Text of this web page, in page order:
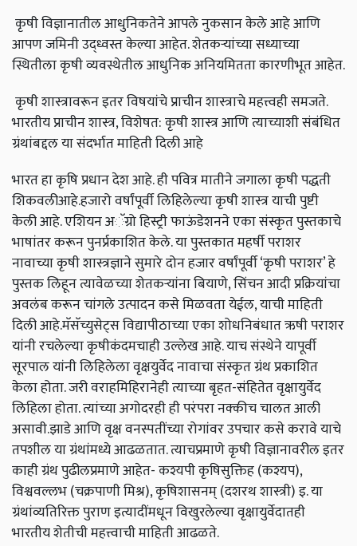
कृषी विज्ञानातील आधुनिकतेने आपले नुकसान केले आहे आणि
आपण जमिनी उद्ध्वस्त केल्या आहेत. शेतकऱ्यांच्या सध्याच्या
स्थितीला कृषी व्यवस्थेतील आधुनिक अनियमितता कारणीभूत आहेत.
कृषी शास्त्रावरून इतर विषयांचे प्राचीन शास्त्राचे महत्त्वही समजते.
भारतीय प्राचीन शास्त्र, विशेषत: कृषी शास्त्र आणि त्याच्याशी संबंधित
ग्रंथांबद्दल या संदर्भात माहिती दिली आहे
भारत हा कृषि प्रधान देश आहे. ही पवित्र मातीने जगाला कृषी पद्धती
शिकवलीआहे.हजारो वर्षांपूर्वी लिहिलेल्या कृषी शास्त्र याची पुष्टी
केली आहे. एशियन अॅग्रो हिस्ट्री फाऊंडेशनने एका संस्कृत पुस्तकाचे
भाषांतर करून पुनर्प्रकाशित केले. या पुस्तकात महर्षी पराशर
नावाच्या कृषी शास्त्रज्ञाने सुमारे दोन हजार वर्षांपूर्वी ‘कृषी पराशर’ हे
पुस्तक लिहून त्यावेळच्या शेतकऱ्यांना बियाणे, सिंचन आदी प्रक्रियांचा
अवलंब करून चांगले उत्पादन कसे मिळवता येईल, याची माहिती
दिली आहे.मॅसॅच्युसेट्स विद्यापीठाच्या एका शोधनिबंधात ऋषी पराशर
यांनी रचलेल्या कृषीकंदमचाही उल्लेख आहे. याच संस्थेने यापूर्वी
सूरपाल यांनी लिहिलेला वृक्षयुर्वेद नावाचा संस्कृत ग्रंथ प्रकाशित
केला होता. जरी वराहमिहिरानेही त्याच्या बृहत-संहितेत वृक्षायुर्वेद
लिहिला होता. त्यांच्या अगोदरही ही परंपरा नक्कीच चालत आली
असावी.झाडे आणि वृक्ष वनस्पतींच्या रोगांवर उपचार कसे करावे याचे
तपशील या ग्रंथांमध्ये आढळतात. त्याचप्रमाणे कृषी विज्ञानावरील इतर
काही ग्रंथ पुढीलप्रमाणे आहेत- कश्यपी कृषिसुक्तिह (कश्यप),
विश्ववल्लभ (चक्रपाणी मिश्र), कृषिशासनम् (दशरथ शास्त्री) इ. या
ग्रंथांव्यतिरिक्त पुराण इत्यादींमधून विखुरलेल्या वृक्षायुर्वेदातही
भारतीय शेतीची महत्त्वाची माहिती आढळते.